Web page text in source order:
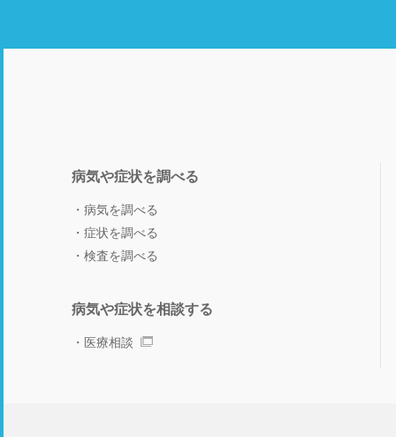
病気や症状を調べる
病気を調べる
症状を調べる
検査を調べる
病気や症状を相談する
医療相談